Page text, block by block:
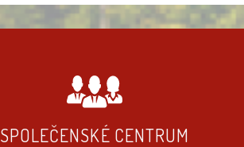
SPOLEČENSKÉ CENTRUM